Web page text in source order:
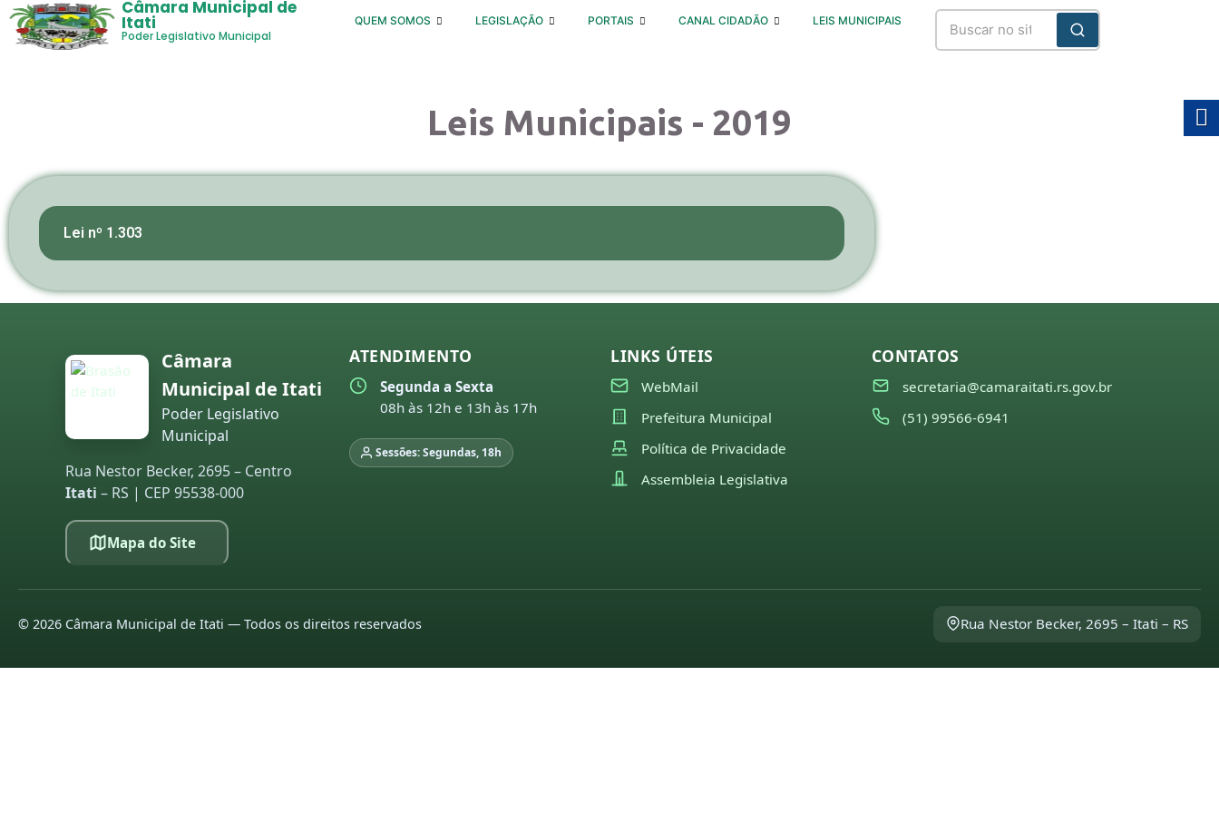
Câmara Municipal de
Itati
Poder Legislativo Municipal
QUEM SOMOS LEGISLAÇÃO PORTAIS CANAL CIDADÃO LEIS MUNICIPAIS
Leis Municipais - 2019
Lei nº 1.303
Câmara
Municipal de Itati
Poder Legislativo
Municipal
Rua Nestor Becker, 2695 – Centro
Itati – RS | CEP 95538-000
Mapa do Site
ATENDIMENTO
Segunda a Sexta
08h às 12h e 13h às 17h
Sessões: Segundas, 18h
LINKS ÚTEIS
WebMail
Prefeitura Municipal
Política de Privacidade
Assembleia Legislativa
CONTATOS
secretaria@camaraitati.rs.gov.br
(51) 99566-6941
© 2026 Câmara Municipal de Itati — Todos os direitos reservados Rua Nestor Becker, 2695 – Itati – RS